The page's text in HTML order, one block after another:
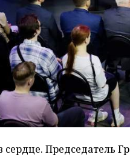
сердце. Председатель